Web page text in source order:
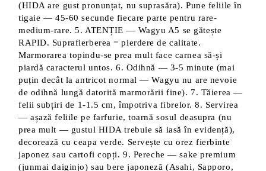
(HIDA are gust pronunțat, nu suprasăra). Pune feliile în
tigaie — 45-60 secunde fiecare parte pentru rare-
medium-rare. 5. ATENȚIE — Wagyu A5 se gătește
RAPID. Suprafierberea = pierdere de calitate.
Marmorarea topindu-se prea mult face carnea să-și
piardă caracterul untos. 6. Odihnă — 3-5 minute (mai
puțin decât la antricot normal — Wagyu nu are nevoie
de odihnă lungă datorită marmorării fine). 7. Tăierea —
felii subțiri de 1-1.5 cm, împotriva fibrelor. 8. Servirea
— așază feliile pe farfurie, toarnă sosul deasupra (nu
prea mult — gustul HIDA trebuie să iasă în evidență),
decorează cu ceapa verde. Servește cu orez fierbinte
japonez sau cartofi copți. 9. Pereche — sake premium
(junmai daiginjo) sau bere japoneză (Asahi, Sapporo,